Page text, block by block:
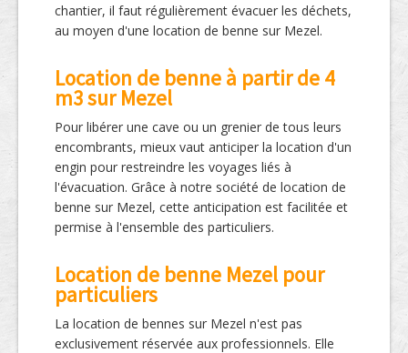
chantier, il faut régulièrement évacuer les déchets,
au moyen d'une location de benne sur Mezel.
Location de benne à partir de 4
m3 sur Mezel
Pour libérer une cave ou un grenier de tous leurs
encombrants, mieux vaut anticiper la location d'un
engin pour restreindre les voyages liés à
l'évacuation. Grâce à notre société de location de
benne sur Mezel, cette anticipation est facilitée et
permise à l'ensemble des particuliers.
Location de benne Mezel pour
particuliers
La location de bennes sur Mezel n'est pas
exclusivement réservée aux professionnels. Elle